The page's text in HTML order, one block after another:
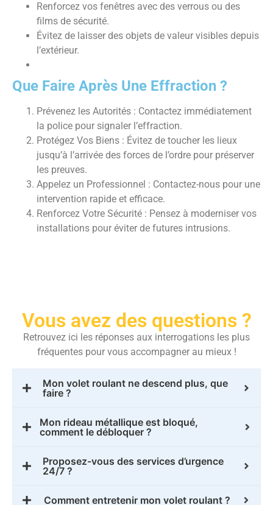
Renforcez vos fenêtres avec des verrous ou des
films de sécurité.
Évitez de laisser des objets de valeur visibles depuis
l’extérieur.
Que Faire Après Une Effraction ?
Prévenez les Autorités : Contactez immédiatement
la police pour signaler l’effraction.
Protégez Vos Biens : Évitez de toucher les lieux
jusqu’à l’arrivée des forces de l’ordre pour préserver
les preuves.
Appelez un Professionnel : Contactez-nous pour une
intervention rapide et efficace.
Renforcez Votre Sécurité : Pensez à moderniser vos
installations pour éviter de futures intrusions.
Vous avez des questions ?
Retrouvez ici les réponses aux interrogations les plus
fréquentes pour vous accompagner au mieux !
Mon volet roulant ne descend plus, que
faire ?
Mon rideau métallique est bloqué,
comment le débloquer ?
Proposez-vous des services d’urgence
24/7 ?
Comment entretenir mon volet roulant ?